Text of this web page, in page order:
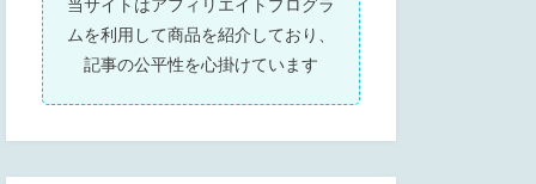
当サイトはアフィリエイトプログラ
ムを利用して商品を紹介しており、
記事の公平性を心掛けています